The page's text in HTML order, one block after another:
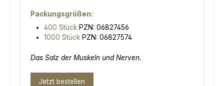
Packungsgrößen:
400 Stück PZN: 06827456
1000 Stück PZN: 06827574
Das Salz der Muskeln und Nerven.
Jetzt bestellen